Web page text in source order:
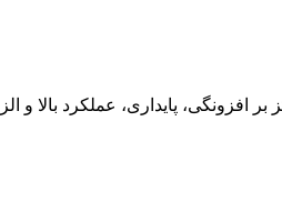
افزونگی، پایداری، عملکرد بالا و